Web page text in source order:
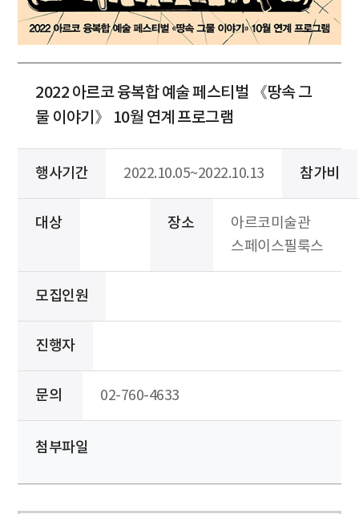
2022 아르코 융복합 예술 페스티벌 《땅속 그
물 이야기》 10월 연계 프로그램
행사기간 2022.10.05~2022.10.13 참가비
대상 장소
아르코미술관
스페이스필룩스
모집인원
진행자
문의 02-760-4633
첨부파일